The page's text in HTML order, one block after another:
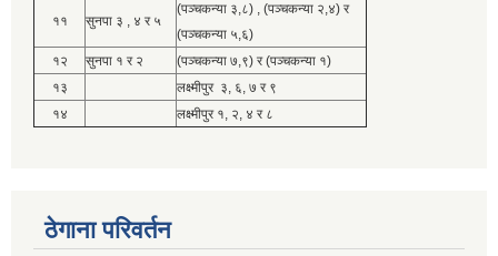
११ सुनपा ३ , ४ र ५
(पञ्चकन्या ३,८) , (पञ्चकन्या २,४) र
(पञ्चकन्या ५,६)
१२
सुनपा १ र २
(पञ्चकन्या ७,९) र (पञ्चकन्या १)
१३
लक्ष्मीपुर ३, ६, ७ र ९
१४
लक्ष्मीपुर १, २, ४ र ८
ठेगाना परिवर्तन